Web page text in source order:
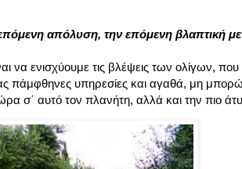
απόλυση, την επόμενη βλαπτική
να ενισχύουμε τις βλέψεις των ολίγων,
πάμφθηνες υπηρεσίες και αγαθά, μη
σ΄ αυτό τον πλανήτη, αλλά και την πιο